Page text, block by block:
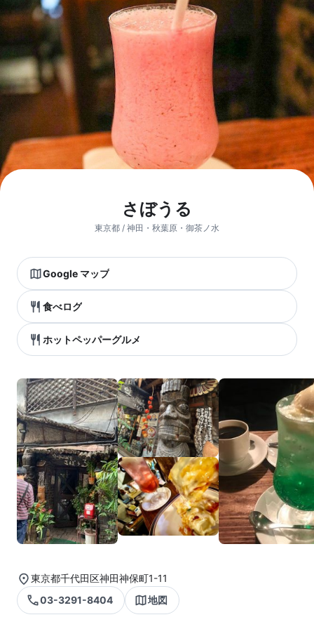
さぼうる
東京都 / 神田・秋葉原・御茶ノ水
Google マップ
食べログ
ホットペッパーグルメ
東京都千代田区神田神保町1-11
03-3291-8404
地図